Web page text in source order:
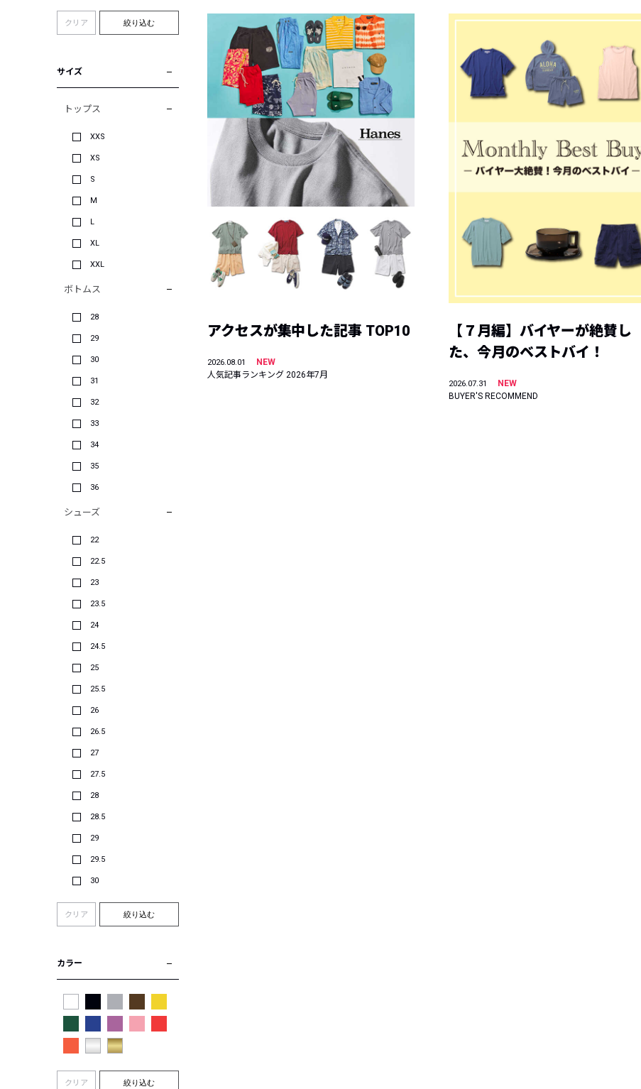
クリア 絞り込む
サイズ
トップス
XXS
XS
S
M
L
XL
XXL
ボトムス
28
29
30
31
32
33
34
35
36
シューズ
22
22.5
23
23.5
24
24.5
25
25.5
26
26.5
27
27.5
28
28.5
29
29.5
30
クリア 絞り込む
カラー
クリア 絞り込む
アクセスが集中した記事 TOP10
2026.08.01
NEW
人気記事ランキング 2026年7月
【７月編】バイヤーが絶賛し
た、今月のベストバイ！
2026.07.31
NEW
BUYER'S RECOMMEND